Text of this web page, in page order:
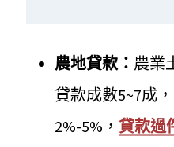
農地貸款： 農業
貸款成數5~7成
2%-5%，貸款過